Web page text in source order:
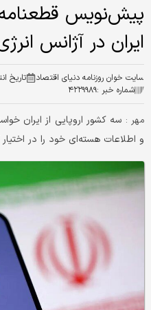
پیش‌نویس قطعنامه
ایران در آژانس
سایت خوان روزنامه دنیای اقتصاد تاریخ
شماره خبر :۴۲۲۹۹۸۹
مهر : سه کشور اروپایی از ایران
و اطلاعات هسته‌ای خود را در